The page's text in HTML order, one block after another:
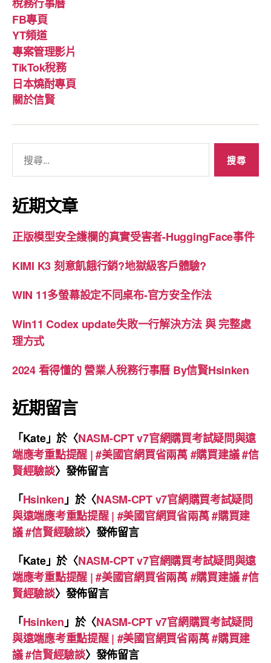
FB專頁
YT頻道
專案管理影片
TikTok稅務
日本燒酎專頁
關於信賢
關
鍵
字:
近期文章
正版模型安全護欄的真實受害者-HuggingFace事件
KIMI K3 刻意飢餓行銷?地獄級客戶體驗?
WIN 11多螢幕設定不同桌布-官方安全作法
Win11 Codex update失敗一行解決方法 與 完整處
理方式
2024 看得懂的 營業人稅務行事曆 By信賢Hsinken
近期留言
「Kate」於〈NASM-CPT v7官網購買考試疑問與遠
端應考重點提醒 | #美國官網買省兩萬 #購買建議 #信
賢經驗談〉發佈留言
「Hsinken 」於〈NASM-CPT v7官網購買考試疑問
與遠端應考重點提醒 | #美國官網買省兩萬 #購買建
議 #信賢經驗談〉發佈留言
「Kate」於〈NASM-CPT v7官網購買考試疑問與遠
端應考重點提醒 | #美國官網買省兩萬 #購買建議 #信
賢經驗談〉發佈留言
「Hsinken 」於〈NASM-CPT v7官網購買考試疑問
與遠端應考重點提醒 | #美國官網買省兩萬 #購買建
議 #信賢經驗談〉發佈留言